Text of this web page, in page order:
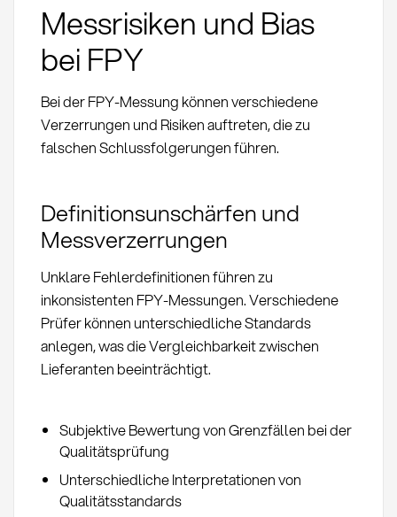
Messrisiken und Bias
bei FPY
Bei der FPY-Messung können verschiedene
Verzerrungen und Risiken auftreten, die zu
falschen Schlussfolgerungen führen.
Definitionsunschärfen und
Messverzerrungen
Unklare Fehlerdefinitionen führen zu
inkonsistenten FPY-Messungen. Verschiedene
Prüfer können unterschiedliche Standards
anlegen, was die Vergleichbarkeit zwischen
Lieferanten beeinträchtigt.
Subjektive Bewertung von Grenzfällen bei der
Qualitätsprüfung
Unterschiedliche Interpretationen von
Qualitätsstandards